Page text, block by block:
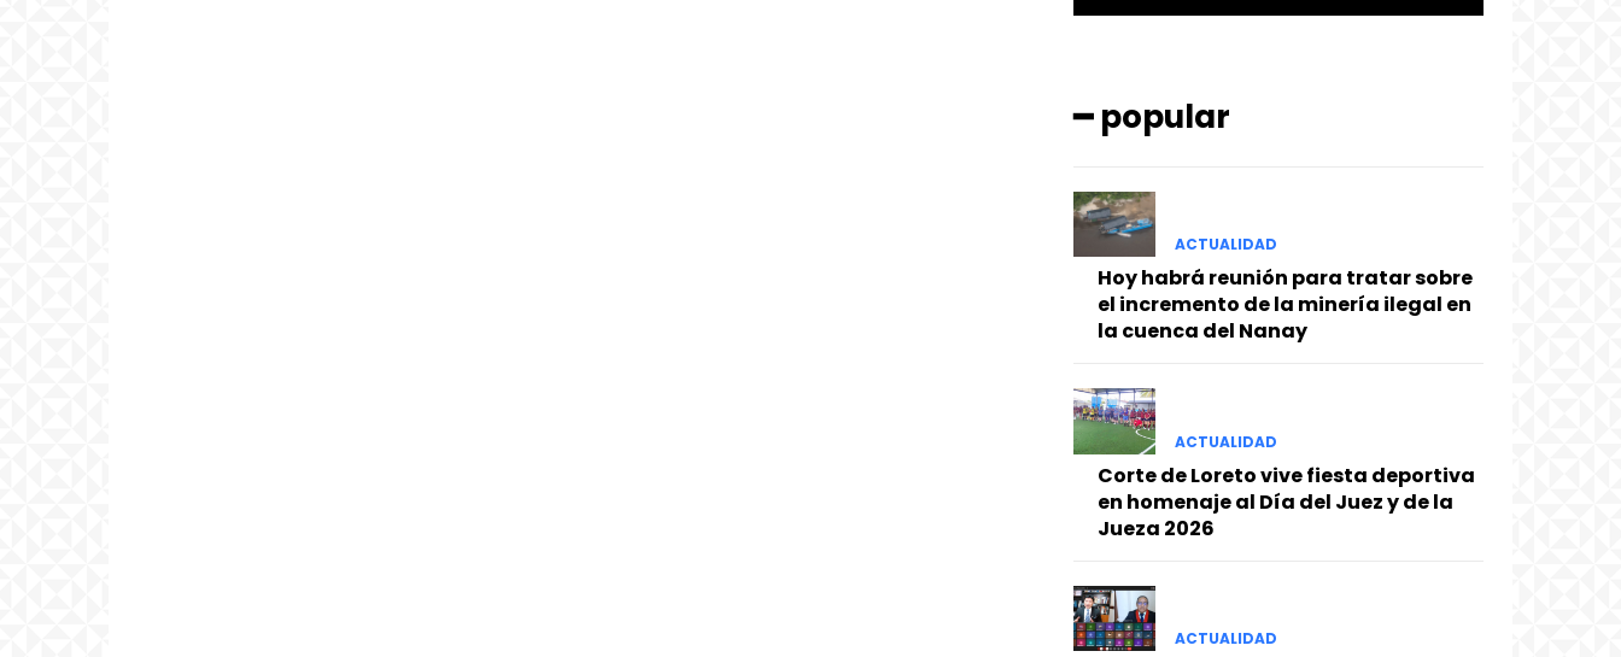
━ popular
ACTUALIDAD
Hoy habrá reunión para tratar sobre
el incremento de la minería ilegal en
la cuenca del Nanay
ACTUALIDAD
Corte de Loreto vive fiesta deportiva
en homenaje al Día del Juez y de la
Jueza 2026
ACTUALIDAD